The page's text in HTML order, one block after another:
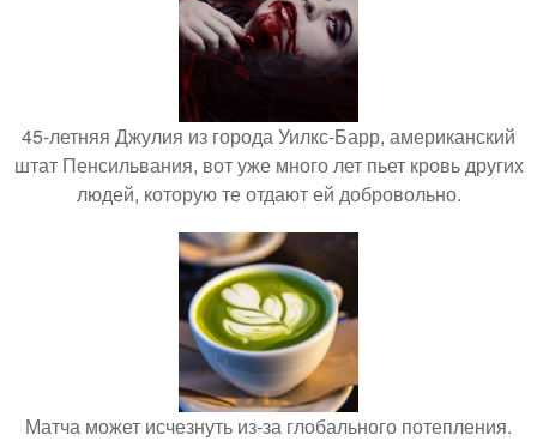
45-летняя Джулия из города Уилкс-Барр, американский
штат Пенсильвания, вот уже много лет пьет кровь других
людей, которую те отдают ей добровольно.
Матча может исчезнуть из-за глобального потепления.